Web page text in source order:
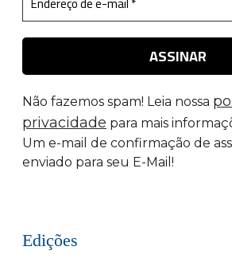
Não fazemos spam! Leia nossa
privacidade para mais
Um e-mail de confirmação de
enviado para seu E-Mail!
Edições